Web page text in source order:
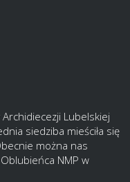
Lubelskiej
siedziba mieściła się
można nas
NMP w